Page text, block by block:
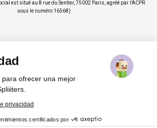
para ofrecer una mejor
privacidad
certificados por
est situé au 8 rue du Sentier, 75002 Paris, agréé par l’ACPR
sous le numéro 16568)
%
pour nos lecteurs
jusqu'à -70%